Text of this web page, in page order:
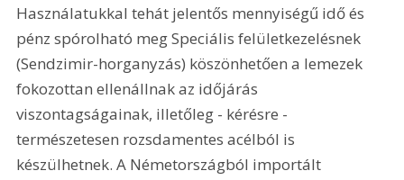
Használatukkal tehát jelentős mennyiségű idő és
pénz spórolható meg Speciális felületkezelésnek
(Sendzimir-horganyzás) köszönhetően a lemezek
fokozottan ellenállnak az időjárás
viszontagságainak, illetőleg - kérésre -
természetesen rozsdamentes acélból is
készülhetnek. A Németországból importált